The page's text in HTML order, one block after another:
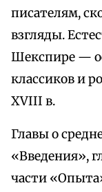
писателям,
взгляды.
Шекспире —
классиков и
XVIII в.
Главы о
«Введения»,
части